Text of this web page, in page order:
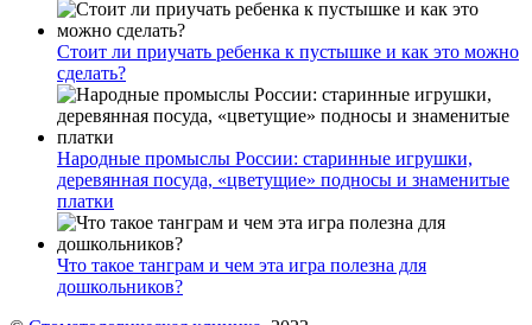
Стоит ли приучать ребенка к пустышке и как это можно
сделать?
Народные промыслы России: старинные игрушки,
деревянная посуда, «цветущие» подносы и знаменитые
платки
Что такое танграм и чем эта игра полезна для
дошкольников?